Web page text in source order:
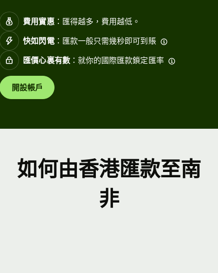
費用實惠：匯得越多，費用越低。
快如閃電：匯款一般只需幾秒即可到賬
匯價心裏有數：就你的國際匯款鎖定匯率
開設帳戶
如何由香港匯款至南
非